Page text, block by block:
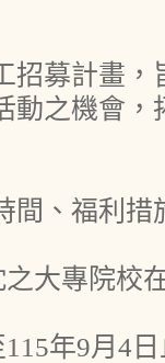
招募計畫
動之機會
間、福利
大專院校
年9月4